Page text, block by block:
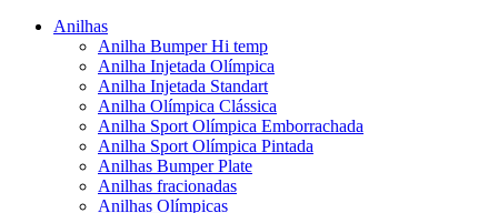
Anilhas
Anilha Bumper Hi temp
Anilha Injetada Olímpica
Anilha Injetada Standart
Anilha Olímpica Clássica
Anilha Sport Olímpica Emborrachada
Anilha Sport Olímpica Pintada
Anilhas Bumper Plate
Anilhas fracionadas
Anilhas Olímpicas